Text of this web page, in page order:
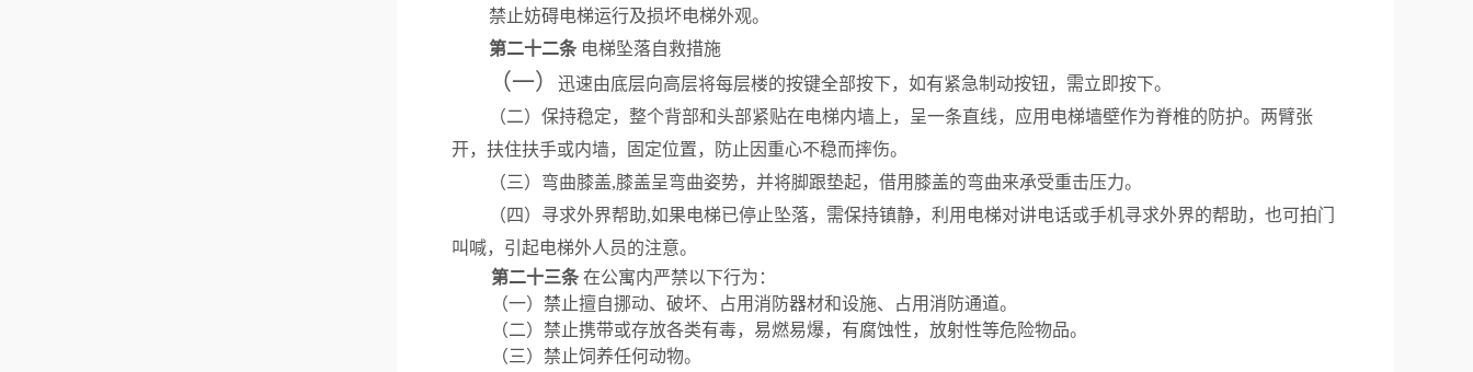
禁止妨碍电梯运行及损坏电梯外观。
第二十二条 电梯坠落自救措施
（一）
迅速由底层向高层将每层楼的按键全部按下，如有紧急制动按钮，需立即按下。
（二）保持稳定，整个背部和头部紧贴在电梯内墙上，呈一条直线，应用电梯墙壁作为脊椎的防护。两臂张
开，扶住扶手或内墙，固定位置，防止因重心不稳而摔伤。
（三）弯曲膝盖,膝盖呈弯曲姿势，并将脚跟垫起，借用膝盖的弯曲来承受重击压力。
（四）寻求外界帮助,如果电梯已停止坠落，需保持镇静，利用电梯对讲电话或手机寻求外界的帮助，也可拍门
叫喊，引起电梯外人员的注意。
第二十三条 在公寓内严禁以下行为：
（一）禁止擅自挪动、破坏、占用消防器材和设施、占用消防通道。
（二）禁止携带或存放各类有毒，易燃易爆，有腐蚀性，放射性等危险物品。
（三）禁止饲养任何动物。